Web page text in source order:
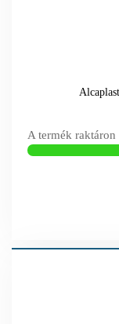
A termék raktáron